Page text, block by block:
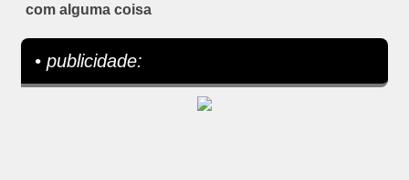
com alguma coisa
• publicidade: